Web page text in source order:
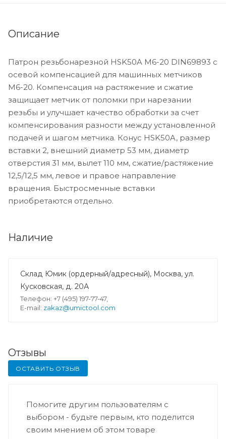
Описание
Патрон резьбонарезной HSK50A М6-20 DIN69893 с
осевой компенсацией для машинных метчиков
М6-20. Компенсация на растяжение и сжатие
защищает метчик от поломки при нарезании
резьбы и улучшает качество обработки за счет
компенсирования разности между установленной
подачей и шагом метчика. Конус HSK50A, размер
вставки 2, внешний диаметр 53 мм, диаметр
отверстия 31 мм, вылет 110 мм, сжатие/растяжение
12,5/12,5 мм, левое и правое направление
вращения. Быстросменные вставки
приобретаются отдельно.
Наличие
Склад Юмик (ордерный/адресный), Москва, ул.
Кусковская, д. 20А
Телефон: +7 (495) 197-77-47,
E-mail: zakaz@umictool.com
Отзывы
ОСТАВИТЬ ОТЗЫВ
Помогите другим пользователям с
выбором - будьте первым, кто поделится
своим мнением об этом товаре